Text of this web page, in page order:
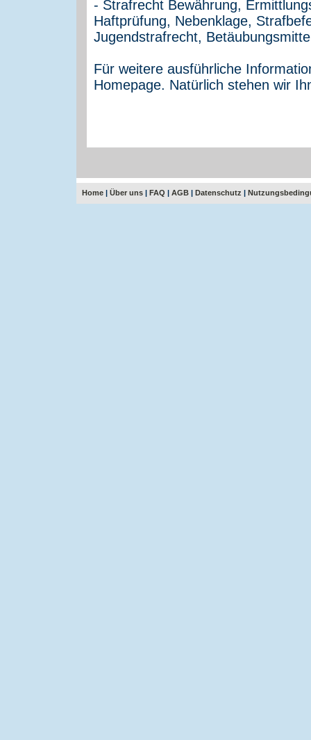
- Strafrecht Bewährung,
Haftprüfung, Nebenklage,
Jugendstrafrecht,
Für weitere ausführliche
Homepage. Natürlich stehen wir
Home | Über uns | FAQ | AGB | Datenschutz |